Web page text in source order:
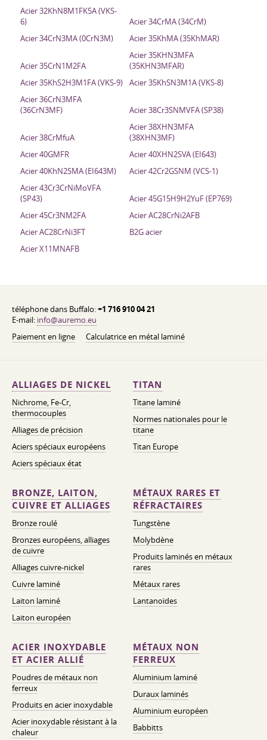
Acier 32KhN8M1FK5A (VKS-
6)
Acier 34CrMA (34CrM)
Acier 34CrN3MA (0CrN3M)
Acier 35KhMA (35KhMAR)
Acier 35CrN1M2FA
Acier 35KHN3MFA
(35KHN3MFAR)
Acier 35KhS2H3M1FA (VKS-9)
Acier 35KhSN3M1A (VKS-8)
Acier 36CrN3MFA
(36CrN3MF)
Acier 38Cr3SNMVFA (SP38)
Acier 38CrMfuA
Acier 38XHN3MFA
(38XHN3MF)
Acier 40GMFR
Acier 40XHN2SVA (EI643)
Acier 40KhN2SMA (EI643M)
Acier 42Cr2GSNM (VCS-1)
Acier 43Cr3CrNiMoVFA
(SP43)
Acier 45G15H9H2YuF (EP769)
Acier 45Cr3NM2FA
Acier AC28CrNi2AFB
Acier AC28CrNi3FT
B2G acier
Acier X11MNAFB
téléphone dans Buffalo:+1 716 910 04 21
E-mail: info@auremo.eu
Paiement en ligne
Calculatrice en métal laminé
ALLIAGES DE NICKEL
Nichrome, Fe-Cr,
thermocouples
Alliages de précision
Aciers spéciaux européens
Aciers spéciaux état
TITAN
Titane laminé
Normes nationales pour le
titane
Titan Europe
BRONZE, LAITON,
CUIVRE ET ALLIAGES
Bronze roulé
Bronzes européens, alliages
de cuivre
Alliages cuivre-nickel
Cuivre laminé
Laiton laminé
Laiton européen
MÉTAUX RARES ET
RÉFRACTAIRES
Tungstène
Molybdène
Produits laminés en métaux
rares
Métaux rares
Lantanoïdes
ACIER INOXYDABLE
ET ACIER ALLIÉ
Poudres de métaux non
ferreux
Produits en acier inoxydable
Acier inoxydable résistant à la
chaleur
MÉTAUX NON
FERREUX
Aluminium laminé
Duraux laminés
Aluminium européen
Babbitts